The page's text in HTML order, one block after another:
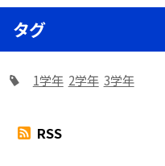
タグ
1学年 2学年 3学年
RSS